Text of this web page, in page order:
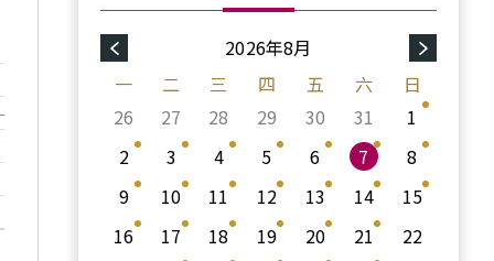
2026年8月
一
二 三 四 五 六
日
26
27 28 29 30 31
1
2
3 4 5 6 7
8
9
10 11 12 13 14
15
16
17 18 19 20 21 22